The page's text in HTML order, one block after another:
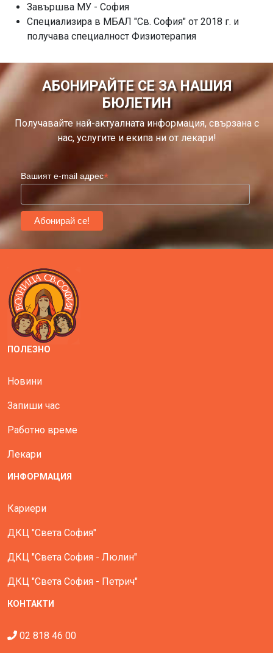
Завършва МУ - София
Специализира в МБАЛ "Св. София" от 2018 г. и
получава специалност Физиотерапия
АБОНИРАЙТЕ СЕ ЗА НАШИЯ
БЮЛЕТИН
Получавайте най-актуалната информация, свързана с
нас, услугите и екипа ни от лекари!
Вашият e-mail адрес*
ПОЛЕЗНО
Новини
Запиши час
Работно време
Лекари
ИНФОРМАЦИЯ
Кариери
ДКЦ "Света София"
ДКЦ "Света София - Люлин"
ДКЦ "Света София - Петрич"
КОНТАКТИ
02 818 46 00